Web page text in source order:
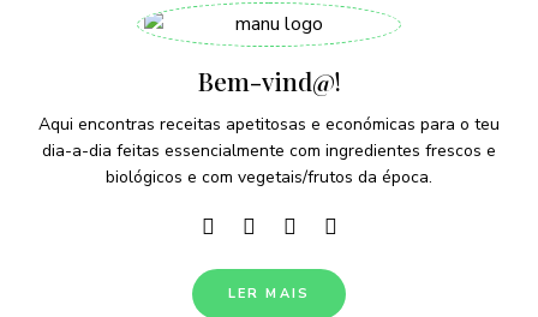
Bem-vind@!
Aqui encontras receitas apetitosas e económicas para o teu
dia-a-dia feitas essencialmente com ingredientes frescos e
biológicos e com vegetais/frutos da época.
LER MAIS